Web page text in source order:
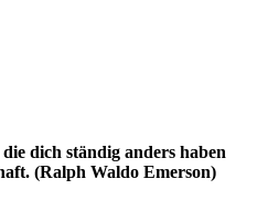
dich ständig anders haben
(Ralph Waldo Emerson)